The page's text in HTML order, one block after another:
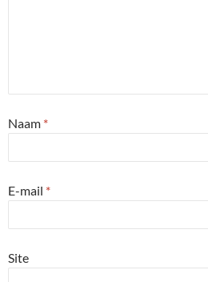
Naam *
E-mail *
Site